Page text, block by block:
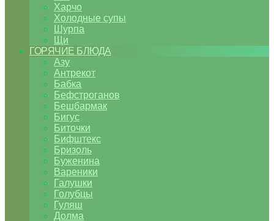
Харчо
Холодные супы
Шурпа
Щи
ГОРЯЧИЕ БЛЮДА
Азу
Антрекот
Бабка
Бефстроганов
Бешбармак
Бигус
Биточки
Бифштекс
Бризоль
Буженина
Вареники
Галушки
Голубцы
Гуляш
Долма